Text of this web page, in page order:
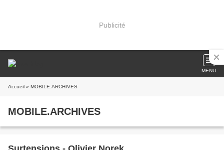
Publicité
MENU
Accueil » MOBILE.ARCHIVES
MOBILE.ARCHIVES